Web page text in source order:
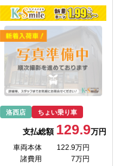
洛西店 ちょい乗り車
支払総額 129.9万円
車両本体
122.9万円
諸費用
7万円